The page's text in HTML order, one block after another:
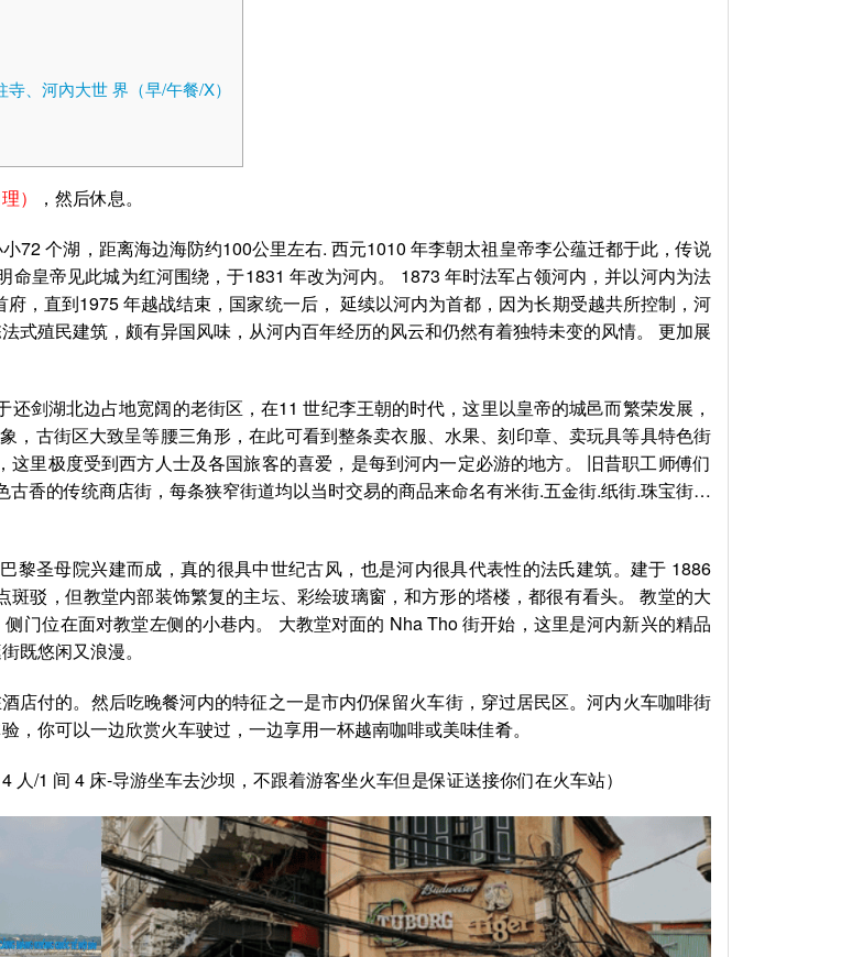
、河內大世 界（早/午餐/X）
）
，然后休息。
72 个湖，距离海边海防约100公里左右. 西元1010 年李朝太祖皇帝李公蕴迁都于此，传说
命皇帝见此城为红河围绕，于1831 年改为河内。 1873 年时法军占领河内，并以河内为法
，直到1975 年越战结束，国家统一后， 延续以河内为首都，因为长期受越共所控制，河
式殖民建筑，颇有异国风味，从河内百年经历的风云和仍然有着独特未变的风情。 更加展
剑湖北边占地宽阔的老街区，在11 世纪李王朝的时代，这里以皇帝的城邑而繁荣发展，
，古街区大致呈等腰三角形，在此可看到整条卖衣服、水果、刻印章、卖玩具等具特色街
里极度受到西方人士及各国旅客的喜爱，是每到河内一定必游的地方。 旧昔职工师傅们
香的传统商店街，每条狭窄街道均以当时交易的商品来命名有米街.五金街.纸街.珠宝街…
黎圣母院兴建而成，真的很具中世纪古风，也是河内很具代表性的法氏建筑。建于 1886
驳，但教堂内部装饰繁复的主坛、彩绘玻璃窗，和方形的塔楼，都很有看头。 教堂的大
门位在面对教堂左侧的小巷内。 大教堂对面的 Nha Tho 街开始，这里是河内新兴的精品
既悠闲又浪漫。
店付的。然后吃晚餐河内的特征之一是市内仍保留火车街，穿过居民区。河内火车咖啡街
你可以一边欣赏火车驶过，一边享用一杯越南咖啡或美味佳肴。
/1 间 4 床-导游坐车去沙坝，不跟着游客坐火车但是保证送接你们在火车站）